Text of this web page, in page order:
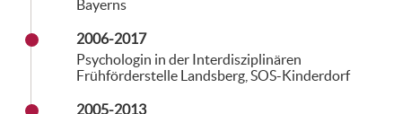
Bayerns
2006-2017
Psychologin in der Interdisziplinären
Frühförderstelle Landsberg, SOS-Kinderdorf
2005-2013